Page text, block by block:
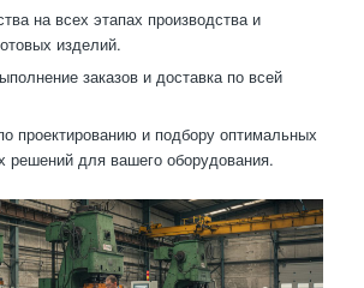
на всех этапах производства и
изделий.
заказов и доставка по всей
проектированию и подбору оптимальных
решений для вашего оборудования.